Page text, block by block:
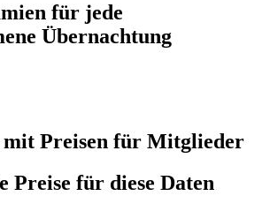
für jede
Übernachtung
mit Preisen für Mitglieder
Preise für diese Daten